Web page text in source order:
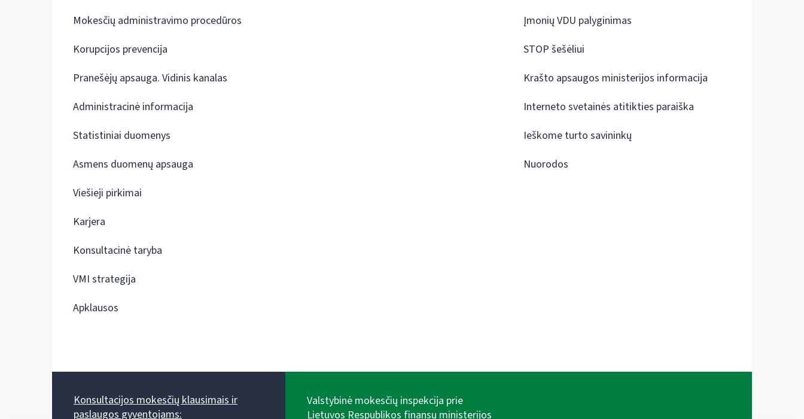
Mokesčių administravimo procedūros
Korupcijos prevencija
Pranešėjų apsauga. Vidinis kanalas
Administracinė informacija
Statistiniai duomenys
Asmens duomenų apsauga
Viešieji pirkimai
Karjera
Konsultacinė taryba
VMI strategija
Apklausos
Įmonių VDU palyginimas
STOP šešėliui
Krašto apsaugos ministerijos informacija
Interneto svetainės atitikties paraiška
Ieškome turto savininkų
Nuorodos
Konsultacijos mokesčių klausimais ir
paslaugos gyventojams:
Valstybinė mokesčių inspekcija prie
Lietuvos Respublikos finansų ministerijos